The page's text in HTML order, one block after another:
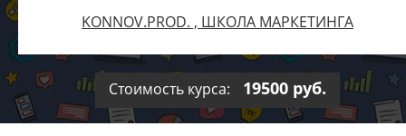
KONNOV.PROD. , ШКОЛА МАРКЕТИНГА
Стоимость курса: 19500 руб.